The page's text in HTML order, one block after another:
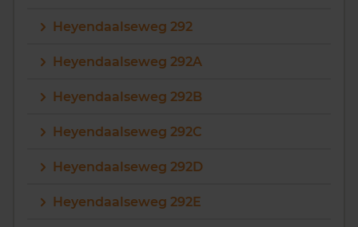
Heyendaalseweg 292
Heyendaalseweg 292A
Heyendaalseweg 292B
Heyendaalseweg 292C
Heyendaalseweg 292D
Heyendaalseweg 292E